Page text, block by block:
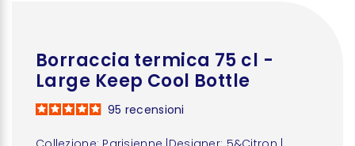
Borraccia termica 75 cl -
Large Keep Cool Bottle
95 recensioni